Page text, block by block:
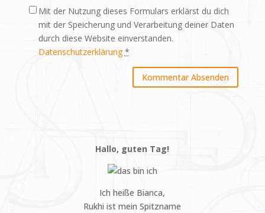
Mit der Nutzung dieses Formulars erklärst du dich
mit der Speicherung und Verarbeitung deiner Daten
durch diese Website einverstanden.
Datenschutzerklärung *
Hallo, guten Tag!
Ich heiße Bianca,
Rukhi ist mein Spitzname